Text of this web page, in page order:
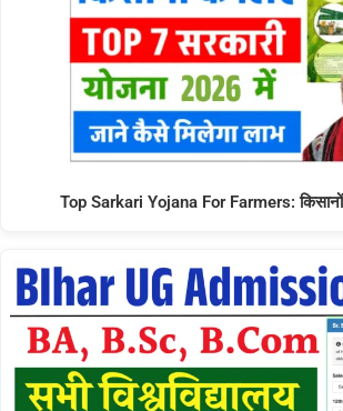
Top Sarkari Yojana For Farmers: